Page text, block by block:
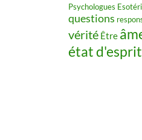
Psychologues
questions
vérité Être
état d'esprit